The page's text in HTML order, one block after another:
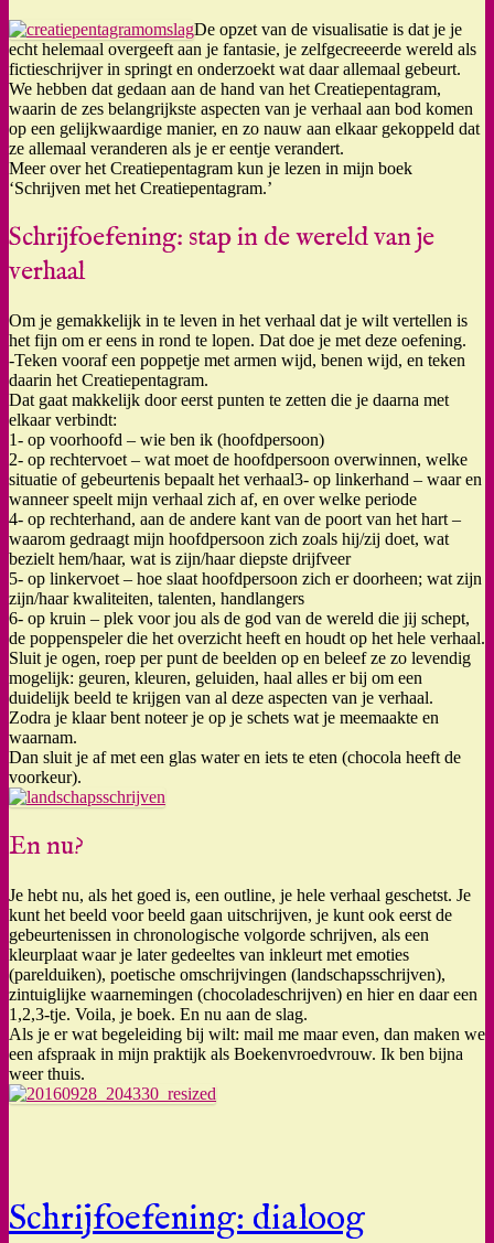
De opzet van de visualisatie is dat je je
echt helemaal overgeeft aan je fantasie, je zelfgecreeerde wereld als
fictieschrijver in springt en onderzoekt wat daar allemaal gebeurt.
We hebben dat gedaan aan de hand van het Creatiepentagram,
waarin de zes belangrijkste aspecten van je verhaal aan bod komen
op een gelijkwaardige manier, en zo nauw aan elkaar gekoppeld dat
ze allemaal veranderen als je er eentje verandert.
Meer over het Creatiepentagram kun je lezen in mijn boek
‘Schrijven met het Creatiepentagram.’
Schrijfoefening: stap in de wereld van je
verhaal
Om je gemakkelijk in te leven in het verhaal dat je wilt vertellen is
het fijn om er eens in rond te lopen. Dat doe je met deze oefening.
-Teken vooraf een poppetje met armen wijd, benen wijd, en teken
daarin het Creatiepentagram.
Dat gaat makkelijk door eerst punten te zetten die je daarna met
elkaar verbindt:
1- op voorhoofd – wie ben ik (hoofdpersoon)
2- op rechtervoet – wat moet de hoofdpersoon overwinnen, welke
situatie of gebeurtenis bepaalt het verhaal3- op linkerhand – waar en
wanneer speelt mijn verhaal zich af, en over welke periode
4- op rechterhand, aan de andere kant van de poort van het hart –
waarom gedraagt mijn hoofdpersoon zich zoals hij/zij doet, wat
bezielt hem/haar, wat is zijn/haar diepste drijfveer
5- op linkervoet – hoe slaat hoofdpersoon zich er doorheen; wat zijn
zijn/haar kwaliteiten, talenten, handlangers
6- op kruin – plek voor jou als de god van de wereld die jij schept,
de poppenspeler die het overzicht heeft en houdt op het hele verhaal.
Sluit je ogen, roep per punt de beelden op en beleef ze zo levendig
mogelijk: geuren, kleuren, geluiden, haal alles er bij om een
duidelijk beeld te krijgen van al deze aspecten van je verhaal.
Zodra je klaar bent noteer je op je schets wat je meemaakte en
waarnam.
Dan sluit je af met een glas water en iets te eten (chocola heeft de
voorkeur).
En nu?
Je hebt nu, als het goed is, een outline, je hele verhaal geschetst. Je
kunt het beeld voor beeld gaan uitschrijven, je kunt ook eerst de
gebeurtenissen in chronologische volgorde schrijven, als een
kleurplaat waar je later gedeeltes van inkleurt met emoties
(parelduiken), poetische omschrijvingen (landschapsschrijven),
zintuiglijke waarnemingen (chocoladeschrijven) en hier en daar een
1,2,3-tje. Voila, je boek. En nu aan de slag.
Als je er wat begeleiding bij wilt: mail me maar even, dan maken we
een afspraak in mijn praktijk als Boekenvroedvrouw. Ik ben bijna
weer thuis.
Schrijfoefening: dialoog